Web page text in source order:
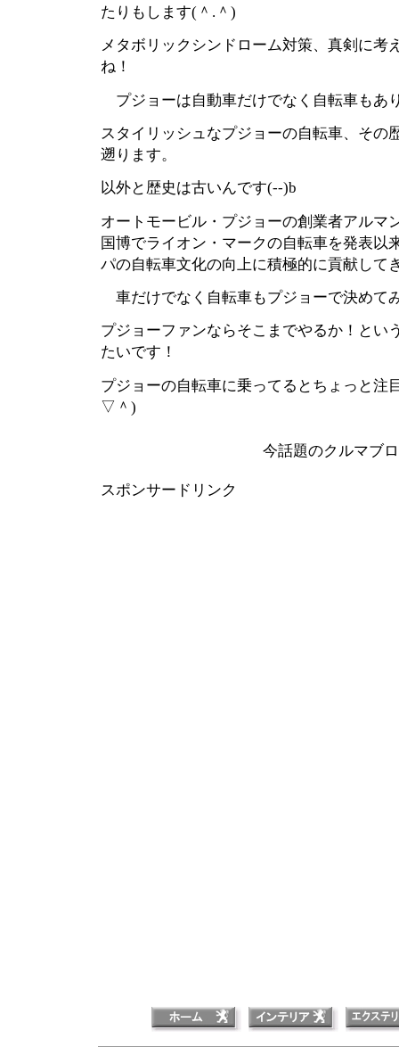
たりもします(＾.＾)
メタボリックシンドローム対策、真剣に考
ね！
プジョーは自動車だけでなく自転車もあ
スタイリッシュなプジョーの自転車、その
遡ります。
以外と歴史は古いんです(--)b
オートモービル・プジョーの創業者アルマ
国博でライオン・マークの自転車を発表以
パの自転車文化の向上に積極的に貢献して
車だけでなく自転車もプジョーで決めて
プジョーファンならそこまでやるか！とい
たいです！
プジョーの自転車に乗ってるとちょっと注
▽＾)
今話題のクルマブ
スポンサードリンク